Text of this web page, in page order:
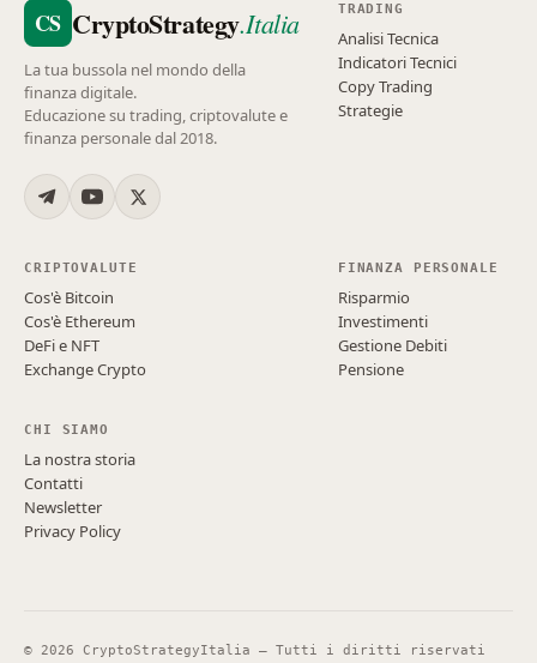
CS CryptoStrategy.Italia
La tua bussola nel mondo della
finanza digitale.
Educazione su trading, criptovalute e
finanza personale dal 2018.
TRADING
Analisi Tecnica
Indicatori Tecnici
Copy Trading
Strategie
CRIPTOVALUTE
Cos'è Bitcoin
Cos'è Ethereum
DeFi e NFT
Exchange Crypto
FINANZA PERSONALE
Risparmio
Investimenti
Gestione Debiti
Pensione
CHI SIAMO
La nostra storia
Contatti
Newsletter
Privacy Policy
© 2026 CryptoStrategyItalia — Tutti i diritti riservati